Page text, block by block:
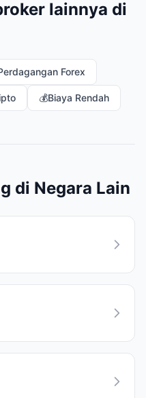
lainnya di
Forex
💰Biaya Rendah
di Negara Lain